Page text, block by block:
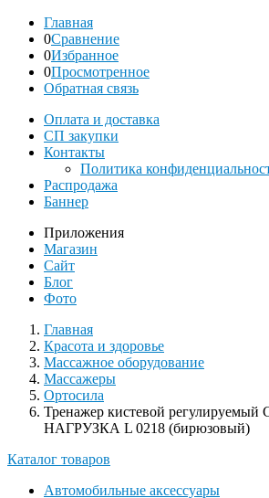
Главная
0Сравнение
0Избранное
0Просмотренное
Обратная связь
Оплата и доставка
СП закупки
Контакты
Политика
Распродажа
Баннер
Приложения
Магазин
Сайт
Блог
Фото
Главная
Красота и здоровье
Массажное оборудование
Массажеры
Ортосила
Тренажер кистевой
НАГРУЗКА L 0218 (бирюзовый)
Каталог товаров
Автомобильные аксессуары